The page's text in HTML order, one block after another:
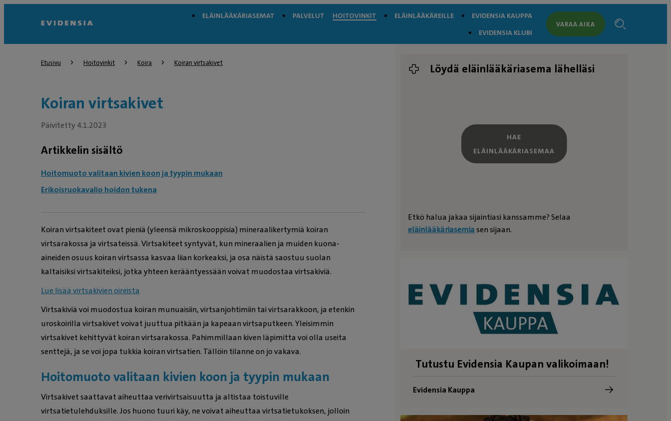
ELÄINLÄÄKÄRIASEMAT PALVELUT HOITOVINKIT ELÄINLÄÄKÄREILLE
EVIDENSIA KAUPPA
EVIDENSIA KLUBI
VARAA AIKA
Etusivu Hoitovinkit Koira Koiran virtsakivet
Koiran virtsakivet
Päivitetty 4.1.2023
Artikkelin sisältö
Hoitomuoto valitaan kivien koon ja tyypin mukaan
Erikoisruokavalio hoidon tukena
Koiran virtsakiteet ovat pieniä (yleensä mikroskooppisia) mineraalikertymiä koiran
virtsarakossa ja virtsateissä. Virtsakiteet syntyvät, kun mineraalien ja muiden kuona-
aineiden osuus koiran virtsassa kasvaa liian korkeaksi, ja osa näistä saostuu suolan
kaltaisiksi virtsakiteiksi, jotka yhteen kerääntyessään voivat muodostaa virtsakiviä.
Lue lisää virtsakivien oireista
Virtsakiviä voi muodostua koiran munuaisiin, virtsanjohtimiin tai virtsarakkoon, ja etenkin
uroskoirilla virtsakivet voivat juuttua pitkään ja kapeaan virtsaputkeen. Yleisimmin
virtsakivet kehittyvät koiran virtsarakossa. Pahimmillaan kiven läpimitta voi olla useita
senttejä, ja se voi jopa tukkia koiran virtsatien. Tällöin tilanne on jo vakava.
Hoitomuoto valitaan kivien koon ja tyypin mukaan
Virtsakivet saattavat aiheuttaa verivirtsaisuutta ja altistaa toistuville
virtsatietulehduksille. Jos huono tuuri käy, ne voivat aiheuttaa virtsatietukoksen, jolloin
Löydä eläinlääkäriasema lähelläsi
HAE
ELÄINLÄÄKÄRIASEMAA
Etkö halua jakaa sijaintiasi kanssamme? Selaa
eläinlääkäriasemiasen sijaan.
Tutustu Evidensia Kaupan valikoimaan!
Evidensia Kauppa